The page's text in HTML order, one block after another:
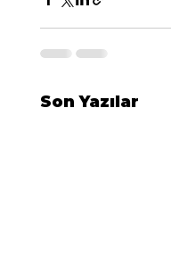
Son Yazılar